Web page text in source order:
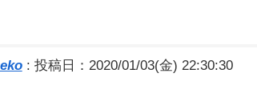
: 投稿日：2020/01/03(金) 22:30:30